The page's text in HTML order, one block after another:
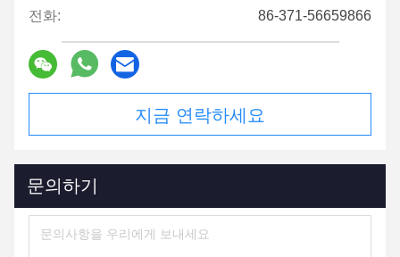
전화: 86-371-56659866
지금 연락하세요
문의하기